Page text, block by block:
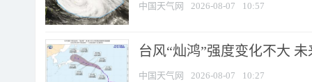
中国天气网 2026-08-07 10:57
台风“灿鸿”强度变化不大
中国天气网 2026-08-07 10:27